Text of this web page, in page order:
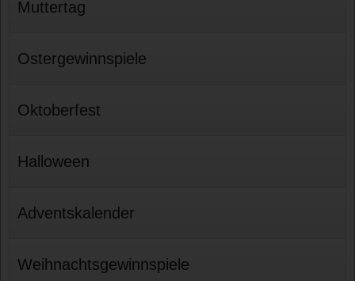
Muttertag
Ostergewinnspiele
Oktoberfest
Halloween
Adventskalender
Weihnachtsgewinnspiele